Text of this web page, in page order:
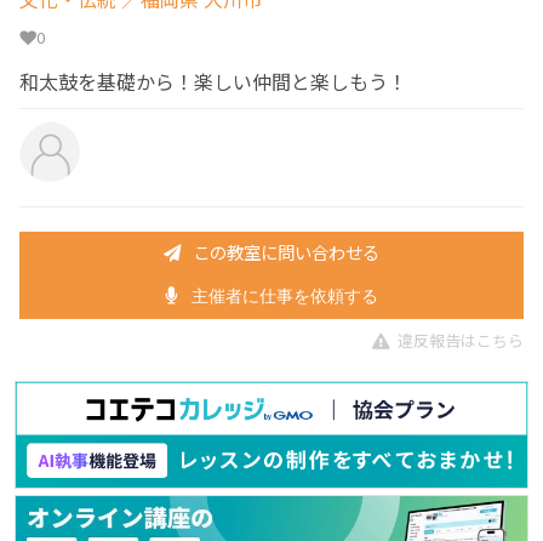
0
和太鼓を基礎から！楽しい仲間と楽しもう！
この教室に問い合わせる
主催者に仕事を依頼する
違反報告はこちら